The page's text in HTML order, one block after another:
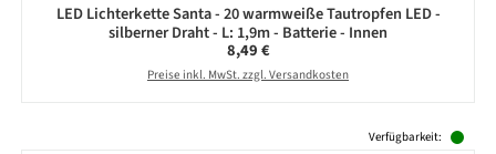
LED Lichterkette Santa - 20 warmweiße Tautropfen LED -
silberner Draht - L: 1,9m - Batterie - Innen
Regulärer Preis:
8,49 €
Preise inkl. MwSt. zzgl. Versandkosten
Verfügbarkeit: